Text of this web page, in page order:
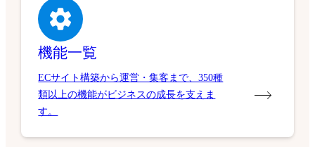
機能一覧
ECサイト構築から運営・集客まで、350種
類以上の機能がビジネスの成長を支えま
す。